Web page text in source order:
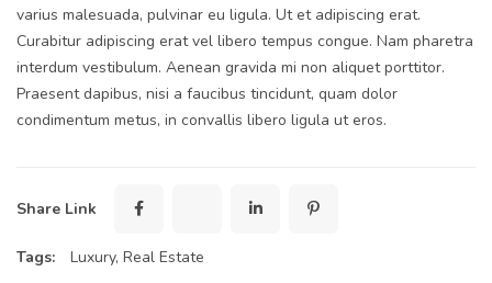
varius malesuada, pulvinar eu ligula. Ut et adipiscing erat.
Curabitur adipiscing erat vel libero tempus congue. Nam pharetra
interdum vestibulum. Aenean gravida mi non aliquet porttitor.
Praesent dapibus, nisi a faucibus tincidunt, quam dolor
condimentum metus, in convallis libero ligula ut eros.
Share Link
Tags: Luxury, Real Estate